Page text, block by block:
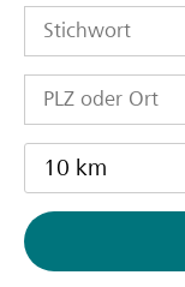
10 km